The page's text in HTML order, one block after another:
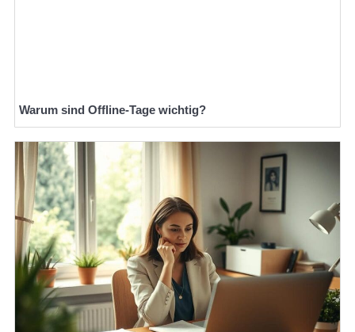
Warum sind Offline-Tage wichtig?